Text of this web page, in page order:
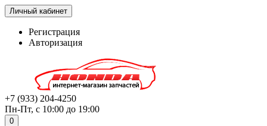
Личный кабинет
Регистрация
Авторизация
+7 (933) 204-4250
Пн-Пт, с 10:00 до 19:00
0